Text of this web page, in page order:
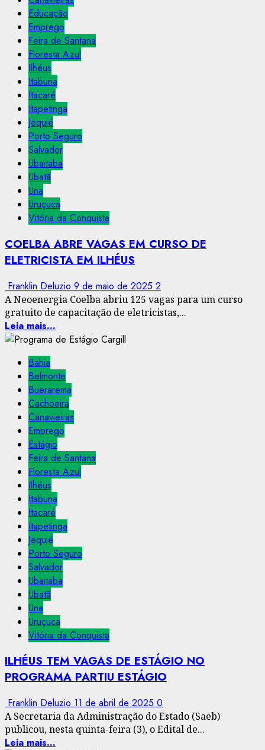
Educação
Emprego
Feira de Santana
Floresta Azul
Ilhéus
Itabuna
Itacaré
Itapetinga
Jequié
Porto Seguro
Salvador
Ubaitaba
Ubatã
Una
Uruçuca
Vitória da Conquista
COELBA ABRE VAGAS EM CURSO DE
ELETRICISTA EM ILHÉUS
Franklin Deluzio 9 de maio de 2025 2
A Neoenergia Coelba abriu 125 vagas para um curso
gratuito de capacitação de eletricistas,...
Leia mais...
Bahia
Belmonte
Buerarema
Cachoeira
Canavieiras
Emprego
Estágio
Feira de Santana
Floresta Azul
Ilhéus
Itabuna
Itacaré
Itapetinga
Jequié
Porto Seguro
Salvador
Ubaitaba
Ubatã
Una
Uruçuca
Vitória da Conquista
ILHÉUS TEM VAGAS DE ESTÁGIO NO
PROGRAMA PARTIU ESTÁGIO
Franklin Deluzio 11 de abril de 2025 0
A Secretaria da Administração do Estado (Saeb)
publicou, nesta quinta-feira (3), o Edital de...
Leia mais...